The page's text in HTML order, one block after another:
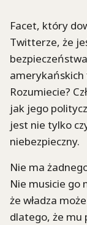
Facet, który
Twitterze, że
Rozumiecie?
jak jego
jest nie tylko
niebezpieczny.
Nie ma
Nie musicie go
że władza
dlatego, że mu